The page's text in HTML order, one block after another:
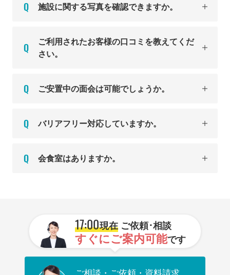
施設に関する写真を確認できますか。
ご利用されたお客様の口コミを教えてくだ
さい。
ご安置中の面会は可能でしょうか。
バリアフリー対応していますか。
会食室はありますか。
17:00現在ご依頼･相談
すぐにご案内可能です
ご相談・ご依頼・資料請求